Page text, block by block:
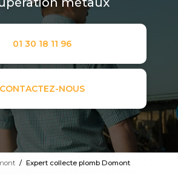
01 30 18 11 96
CONTACTEZ-NOUS
Expert collecte plomb Domont